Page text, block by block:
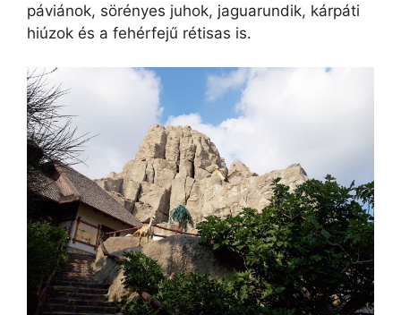
páviánok, sörényes juhok, jaguarundik, kárpáti
hiúzok és a fehérfejű rétisas is.